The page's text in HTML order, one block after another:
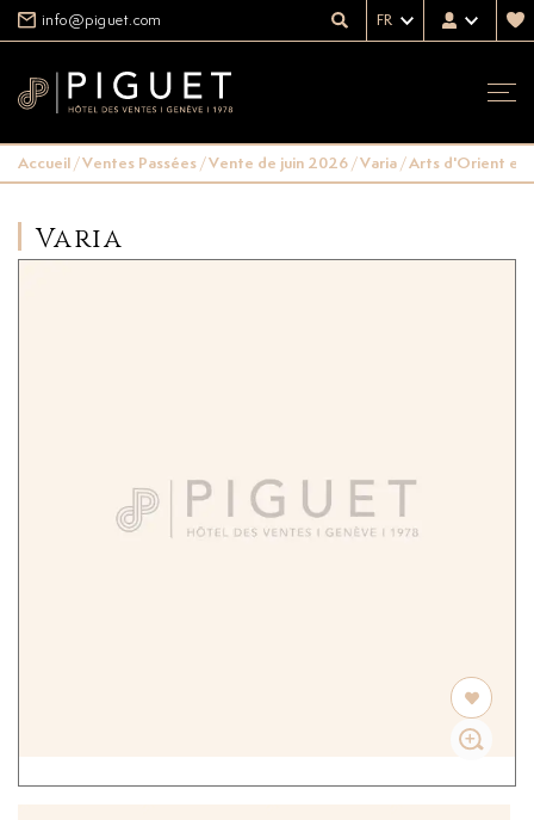
info@piguet.com FR
Accueil/Ventes Passées/Vente de juin 2026/Varia/Arts d'Orient et
Varia